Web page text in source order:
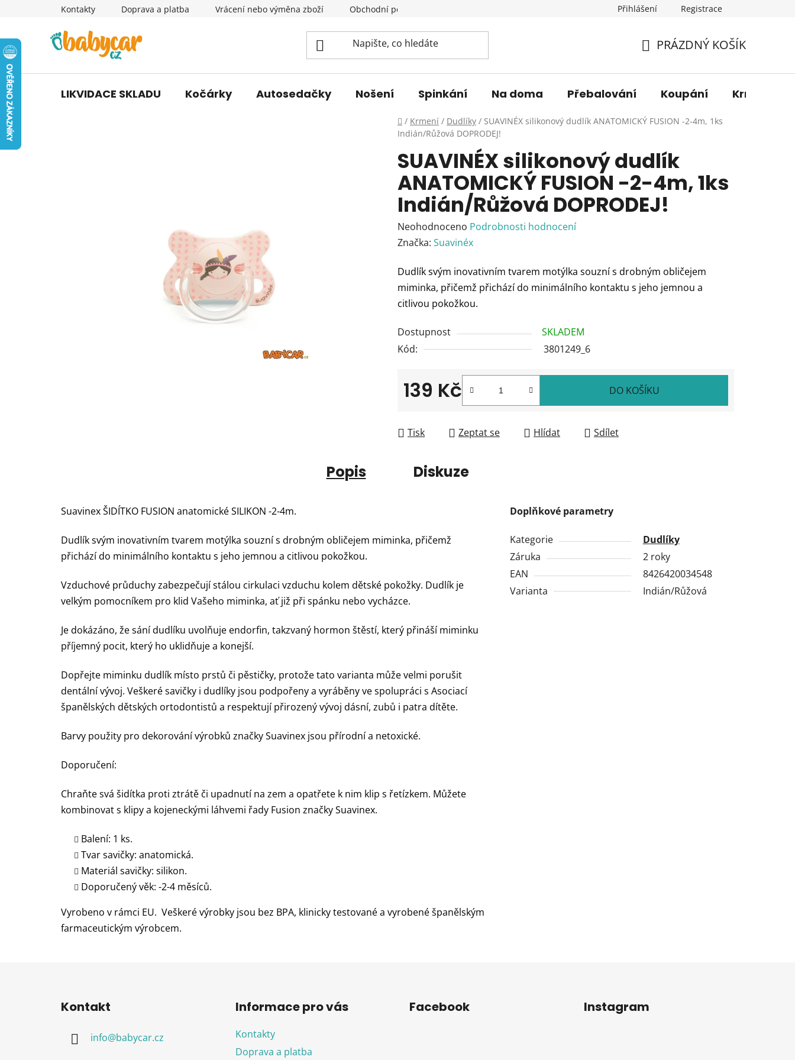
Kontakty Doprava a platba Vrácení nebo výměna zboží Obchodní podmínky Věrnostní sleva O nás
Přihlášení Registrace
KOŠÍK
PRÁZDNÝ KOŠÍK
LIKVIDACE SKLADU Kočárky Autosedačky Nošení Spinkání Na doma Přebalování Koupání Krmení
Domů
/ Krmení / Dudlíky / SUAVINÉX silikonový dudlík ANATOMICKÝ FUSION -2-4m, 1ks
Indián/Růžová DOPRODEJ!
SUAVINÉX silikonový dudlík
ANATOMICKÝ FUSION -2-4m, 1ks
Indián/Růžová DOPRODEJ!
Průměrné
hodnocení
je
0,0
z
hvězdiček.
Neohodnoceno Podrobnosti hodnocení
Značka: Suavinéx
Dudlík svým inovativním tvarem motýlka souzní s drobným obličejem
miminka, přičemž přichází do minimálního kontaktu s jeho jemnou a
citlivou pokožkou.
Dostupnost
SKLADEM
Kód:
3801249_6
139 Kč DO KOŠÍKU
Tisk Zeptat se Hlídat Sdílet
Popis Diskuze
Suavinex ŠIDÍTKO FUSION anatomické SILIKON -2-4m.
Dudlík svým inovativním tvarem motýlka souzní s drobným obličejem miminka, přičemž
přichází do minimálního kontaktu s jeho jemnou a citlivou pokožkou.
Vzduchové průduchy zabezpečují stálou cirkulaci vzduchu kolem dětské pokožky. Dudlík je
velkým pomocníkem pro klid Vašeho miminka, ať již při spánku nebo vycházce.
Je dokázáno, že sání dudlíku uvolňuje endorfin, takzvaný hormon štěstí, který přináší miminku
příjemný pocit, který ho uklidňuje a konejší.
Dopřejte miminku dudlík místo prstů či pěstičky, protože tato varianta může velmi porušit
dentální vývoj. Veškeré savičky i dudlíky jsou podpořeny a vyráběny ve spolupráci s Asociací
španělských dětských ortodontistů a respektují přirozený vývoj dásní, zubů i patra dítěte.
Barvy použity pro dekorování výrobků značky Suavinex jsou přírodní a netoxické.
Doporučení:
Chraňte svá šidítka proti ztrátě či upadnutí na zem a opatřete k nim klip s řetízkem. Můžete
kombinovat s klipy a kojeneckými láhvemi řady Fusion značky Suavinex.
Balení: 1 ks.
Tvar savičky: anatomická.
Materiál savičky: silikon.
Doporučený věk: -2-4 měsíců.
Vyrobeno v rámci EU. Veškeré výrobky jsou bez BPA, klinicky testované a vyrobené španělským
farmaceutickým výrobcem.
Doplňkové parametry
Kategorie
Dudlíky
Záruka
2 roky
EAN
8426420034548
Varianta
Indián/Růžová
Kontakt
info@babycar.cz
Informace pro vás
Kontakty
Doprava a platba
Facebook Instagram